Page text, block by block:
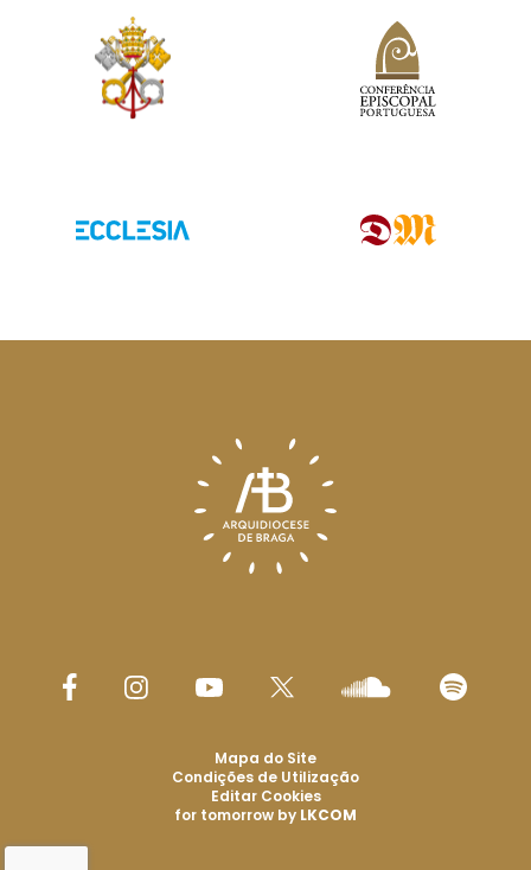
Mapa do Site
Condições de Utilização
Editar Cookies
for tomorrow by LKCOM